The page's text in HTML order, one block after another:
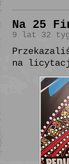
Na 25
9 lat 32
na